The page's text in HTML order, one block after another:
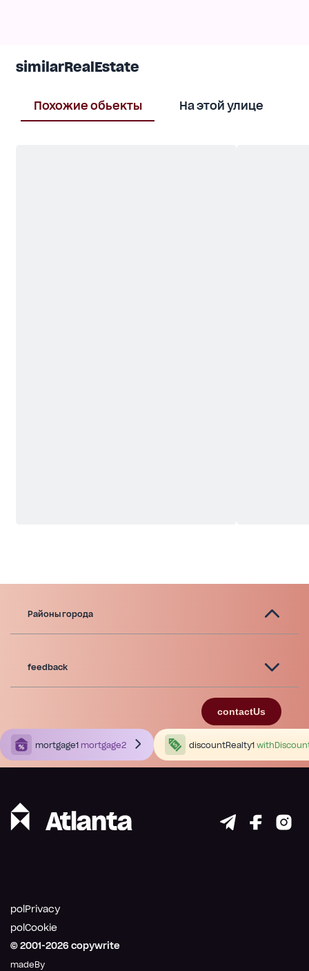
similarRealEstate
Похожие обьекты На этой улице
Районы города
feedback
contactUs
mortgage1 mortgage2 discountRealty1
© 2001-2026 copywrite
madeBy
polPrivacy
polCookie